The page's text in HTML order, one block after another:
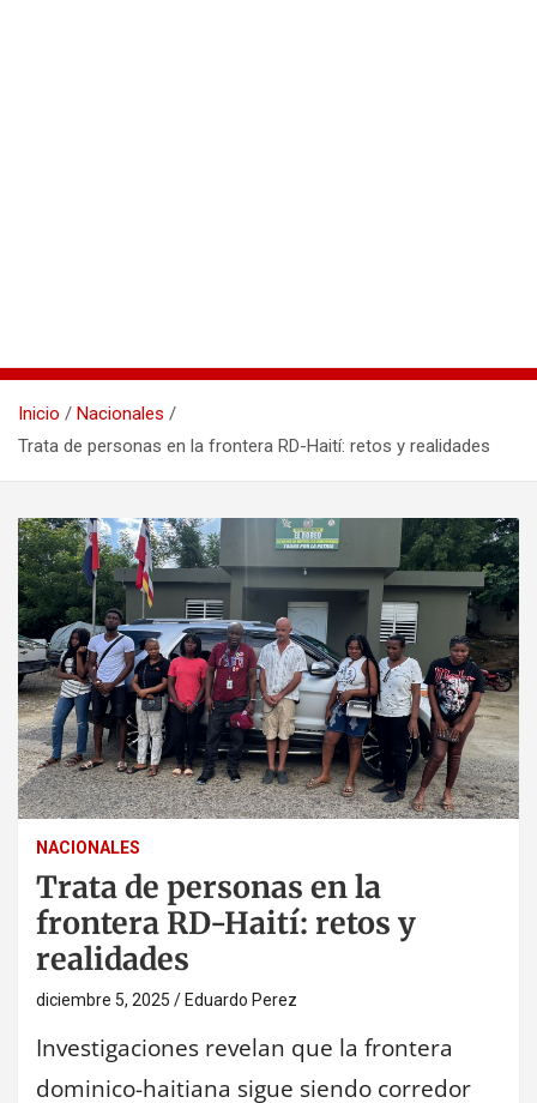
Inicio
Nacionales
Trata de personas en la frontera RD-Haití: retos y realidades
NACIONALES
Trata de personas en la
frontera RD-Haití: retos y
realidades
diciembre 5, 2025 Eduardo Perez
Investigaciones revelan que la frontera
dominico-haitiana sigue siendo corredor